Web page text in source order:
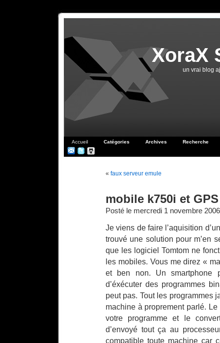
XoraX
un vrai blog
Accueil Catégories Archives Recherche
« faux serveur emule
mobile k750i et GPS
Posté le mercredi 1 novembre
Je viens de faire l’aquisition
trouvé une solution pour m’en
que les logiciel Tomtom ne
les mobiles. Vous me direz «
et ben non. Un smartphone
d’éxécuter des programmes
peut pas. Tout les programmes
machine à proprement parlé.
votre programme et le
d’envoyé tout ça au
compatible toute machine car